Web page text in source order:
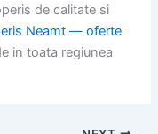
de calitate si
Neamt — oferte
in toata regiunea